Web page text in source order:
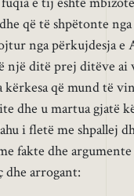
që të shpëtonte
nga përkujdesja e
një ditë prej ditëve ai
kërkesa që mund të
dhe u martua gjatë
i fletë me shpallej
fakte dhe
dhe arrogant: